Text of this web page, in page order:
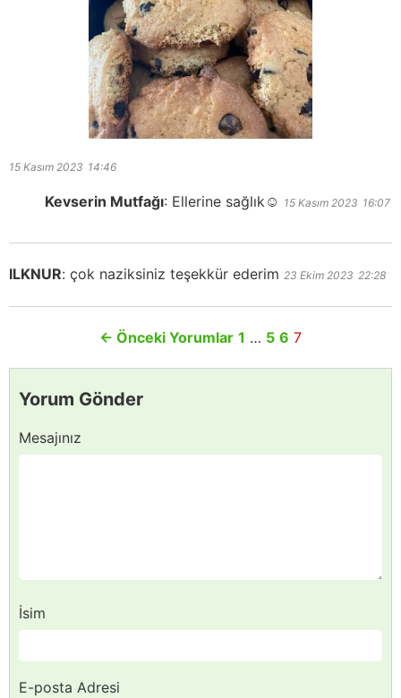
15 Kasım 2023 14:46
Kevserin Mutfağı: Ellerine sağlık☺️ 15 Kasım 2023 16:07
ILKNUR: çok naziksiniz teşekkür ederim 23 Ekim 2023 22:28
← Önceki Yorumlar 1 … 5 6 7
Yorum Gönder
Mesajınız
İsim
E-posta Adresi